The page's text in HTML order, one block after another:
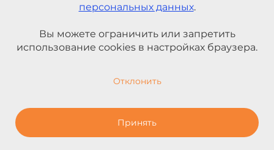
персональных данных.
Вы можете ограничить или запретить
использование cookies в настройках браузера.
Отклонить
Принять